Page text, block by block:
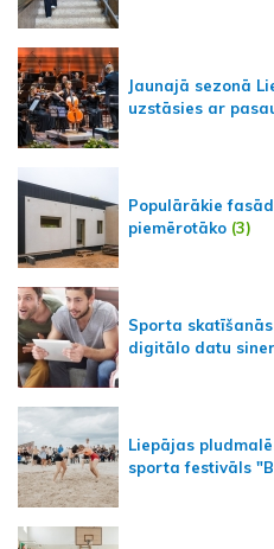
Jaunajā sezonā
uzstāsies ar
Populārākie
piemērotāko (3)
Sporta
digitālo datu
Liepājas
sporta festivāls